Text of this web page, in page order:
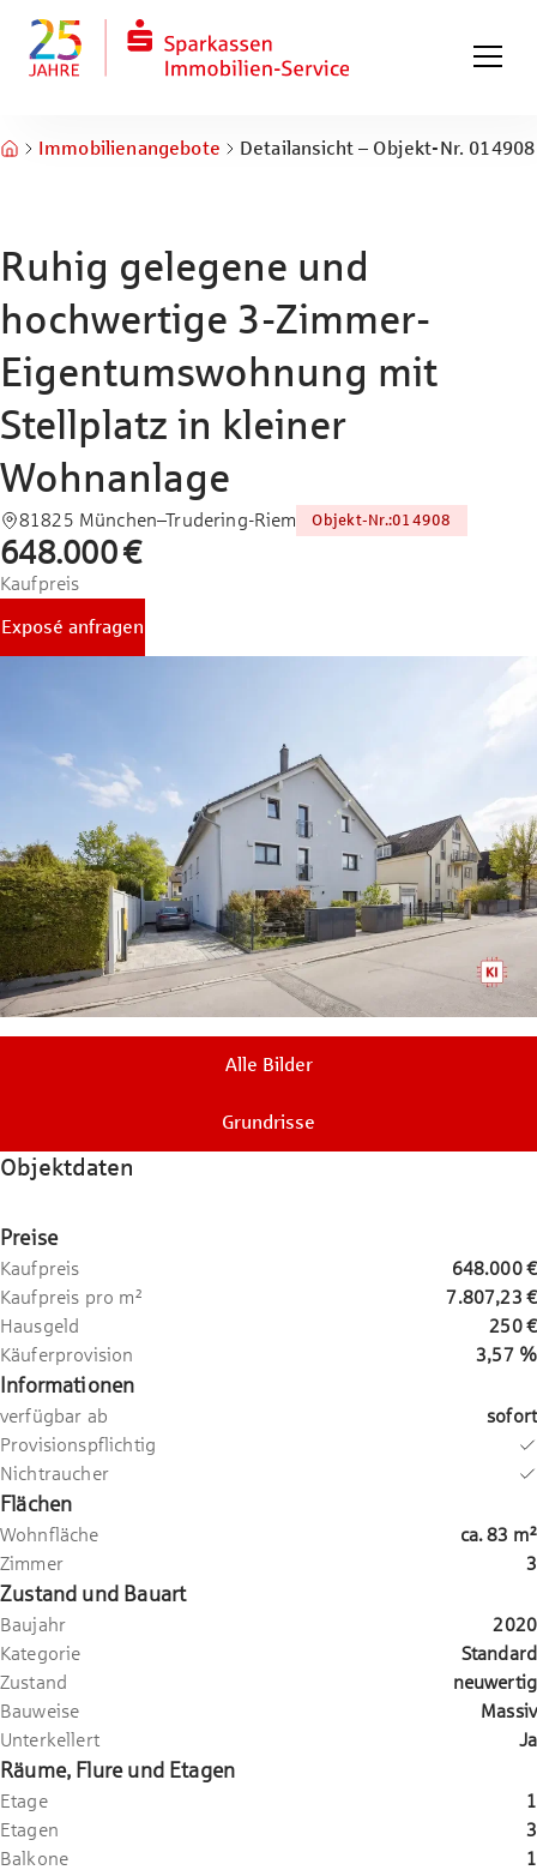
Zum Fuß springen
Immobilienangebote Detailansicht – Objekt-Nr. 014908
Ruhig gelegene und
hochwertige 3-Zimmer-
Eigentumswohnung mit
Stellplatz in kleiner
Wohnanlage
81825 München–Trudering-Riem Objekt-Nr.:014908
648.000 €
Kaufpreis
Exposé anfragen
Alle Bilder
Grundrisse
Objektdaten
Preise
Kaufpreis
648.000 €
Kaufpreis pro m²
7.807,23 €
Hausgeld
250 €
Käuferprovision
3,57 %
Informationen
verfügbar ab
sofort
Provisionspflichtig
Nichtraucher
Flächen
Wohnfläche ca.83 m²
Zimmer
3
Zustand und Bauart
Baujahr
2020
Kategorie
Standard
Zustand
neuwertig
Bauweise
Massiv
Unterkellert
Ja
Räume, Flure und Etagen
Etage
1
Etagen
3
Balkone
1